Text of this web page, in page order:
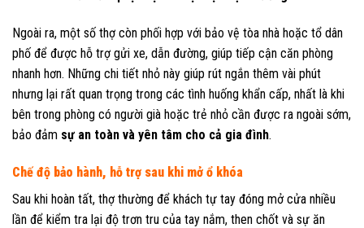
Ngoài ra, một số thợ còn phối hợp với bảo vệ tòa nhà hoặc tổ dân
phố để được hỗ trợ gửi xe, dẫn đường, giúp tiếp cận căn phòng
nhanh hơn. Những chi tiết nhỏ này giúp rút ngắn thêm vài phút
nhưng lại rất quan trọng trong các tình huống khẩn cấp, nhất là khi
bên trong phòng có người già hoặc trẻ nhỏ cần được ra ngoài sớm,
bảo đảm sự an toàn và yên tâm cho cả gia đình.
Chế độ bảo hành, hỗ trợ sau khi mở ổ khóa
Sau khi hoàn tất, thợ thường để khách tự tay đóng mở cửa nhiều
lần để kiểm tra lại độ trơn tru của tay nắm, then chốt và sự ăn